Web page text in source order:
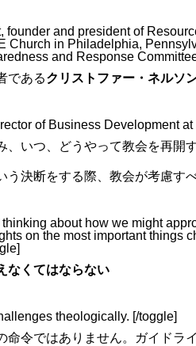
founder and president of
Church in Philadelphia,
and Response
であるクリストファー・ネルソ
of Business Development at
、いつ、どうやって教会を再開
決断をする際、教会が考慮す
about how we might
on the most important things
なくてはならない
theologically. [/toggle]
命令ではありません。ガイドラ